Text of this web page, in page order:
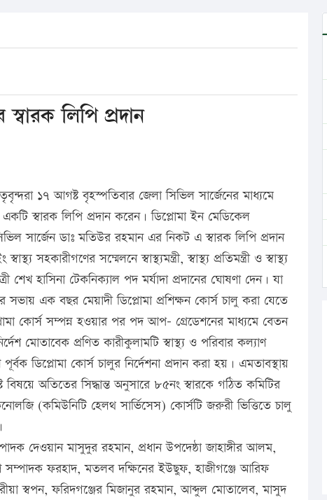
লিপি প্রদান
১৭ আগষ্ট বৃহস্পতিবার জেলা সিভিল সার্জেনের মাধ্যমে
একটি স্বারক লিপি প্রদান করেন। ডিপ্লোমা ইন মেডিকেল
সার্জেন ডাঃ মতিউর রহমান এর নিকট এ স্বারক লিপি প্রদান
সম্মেলনে স্বাস্থ্যমন্ত্রী, স্বাস্থ্য প্রতিমন্ত্রী ও স্বাস্থ্য
শেখ হাসিনা টেকনিক্যাল পদ মর্যাদা প্রদানের ঘোষণা দেন। যা
সভায় এক বছর মেয়াদী ডিপ্লোমা প্রশিক্ষন কোর্স চালু করা যেতে
কোর্স সম্পন্ন হওয়ার পর পদ আপ- গ্রেডেশনের মাধ্যমে বেতন
মোতাবেক প্রণিত কারীকুলামটি স্বাস্থ্য ও পরিবার কল্যাণ
ডিপ্লোমা কোর্স চালুর নির্দেশনা প্রদান করা হয়। এমতাবস্থায়
বিষয়ে অতিতের সিদ্ধান্ত অনুসারে ৮৫নং স্বারকে গঠিত কমিটির
(কমিউনিটি হেলথ সার্ভিসেস) কোর্সটি জরুরী ভিত্তিতে চালু
দেওয়ান মাসুদুর রহমান, প্রধান উপদেষ্ঠা জাহাঙ্গীর আলম,
ফরহাদ, মতলব দক্ষিনের ইউছুফ, হাজীগঞ্জে আরিফ
স্বপন, ফরিদগঞ্জের মিজানুর রহমান, আব্দুল মোতালেব, মাসুদ